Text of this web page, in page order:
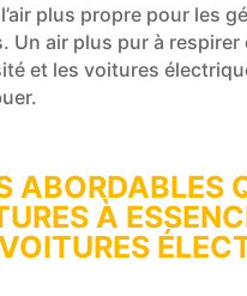
plus propre pour les
Un air plus pur à respirer
et les voitures
ABORDABLES
À